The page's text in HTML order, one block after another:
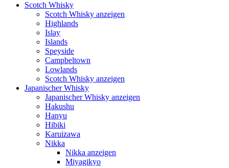
Scotch Whisky
Scotch Whisky anzeigen
Highlands
Islay
Islands
Speyside
Campbeltown
Lowlands
Scotch Whisky anzeigen
Japanischer Whisky
Japanischer Whisky anzeigen
Hakushu
Hanyu
Hibiki
Karuizawa
Nikka
Nikka anzeigen
Miyagikyo